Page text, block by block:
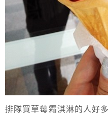
排隊買草莓霜淇淋的人好